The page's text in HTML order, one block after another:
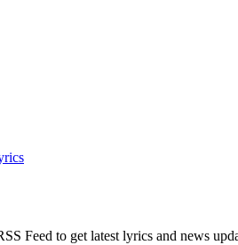
Feed to get latest lyrics and news